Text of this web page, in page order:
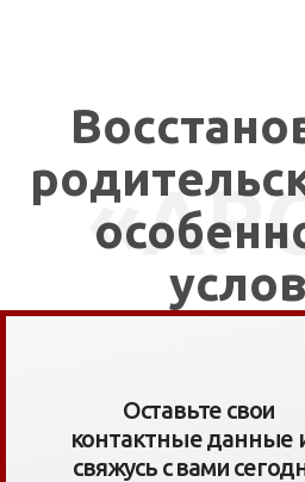
Оставьте свои
контактные данные
свяжусь с вами